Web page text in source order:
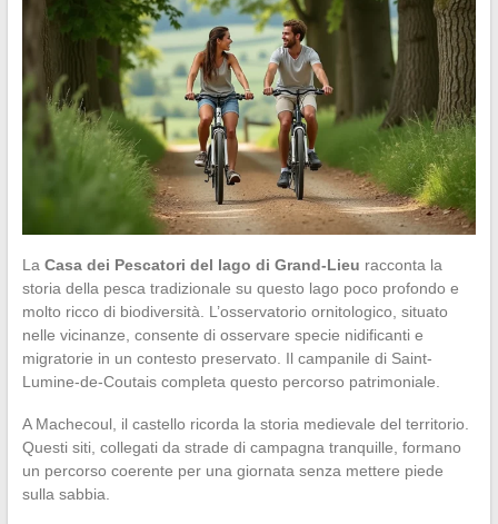
La Casa dei Pescatori del lago di Grand-Lieu racconta la
storia della pesca tradizionale su questo lago poco profondo e
molto ricco di biodiversità. L’osservatorio ornitologico, situato
nelle vicinanze, consente di osservare specie nidificanti e
migratorie in un contesto preservato. Il campanile di Saint-
Lumine-de-Coutais completa questo percorso patrimoniale.
A Machecoul, il castello ricorda la storia medievale del territorio.
Questi siti, collegati da strade di campagna tranquille, formano
un percorso coerente per una giornata senza mettere piede
sulla sabbia.